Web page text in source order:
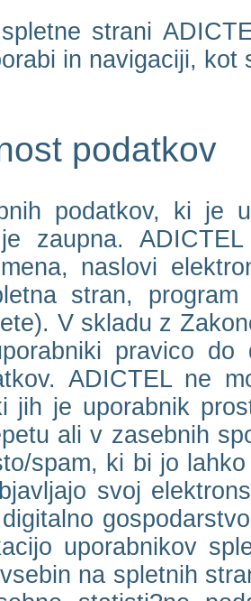
strani
in navigaciji, kot
podatkov
podatkov, ki je
zaupna.
naslovi
stran,
V skladu z
pravico do
ADICTEL ne
jih je uporabnik
ali v zasebnih
spam, ki bi jo
svoj
uporabnikov
na spletnih